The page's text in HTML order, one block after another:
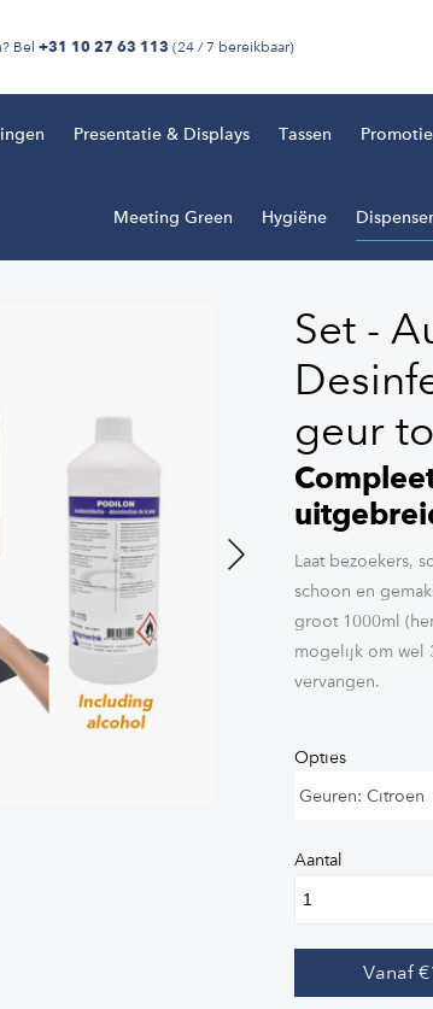
Bel +31 10 27 63 113 (24 / 7 bereikbaar)
Presentatie & Displays Tassen
Meeting Green Hygiëne
Set -
geur
Laat bezoekers,
schoon en
groot 1000ml
mogelijk om wel
vervangen.
Opties
Geuren: Citroen
Aantal
Vanaf